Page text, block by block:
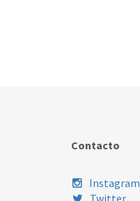
Contacto
Instagram
Twitter